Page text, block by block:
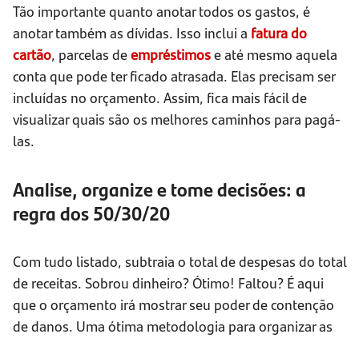
Tão importante quanto anotar todos os gastos, é
anotar também as dívidas. Isso inclui a fatura do
cartão, parcelas deempréstimose até mesmo aquela
conta que pode ter ficado atrasada. Elas precisam ser
incluídas no orçamento. Assim, fica mais fácil de
visualizar quais são os melhores caminhos para pagá-
las.
Analise, organize e tome decisões: a
regra dos 50/30/20
Com tudo listado, subtraia o total de despesas do total
de receitas. Sobrou dinheiro? Ótimo! Faltou? É aqui
que o orçamento irá mostrar seu poder de contenção
de danos. Uma ótima metodologia para organizar as